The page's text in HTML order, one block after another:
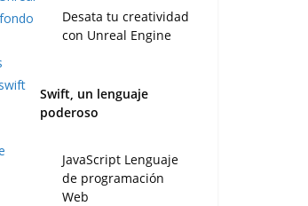
Desata tu creatividad
con Unreal Engine
Swift, un lenguaje
poderoso
JavaScript Lenguaje
de programación
Web